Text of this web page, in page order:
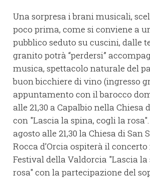
Una sorpresa i brani musicali,
poco prima, come si conviene a
pubblico seduto su cuscini, dalle
granito potrà “perdersi”
musica, spettacolo naturale del
buon bicchiere di vino (ingresso
appuntamento con il barocco
alle 21,30 a Capalbio nella Chiesa
con "Lascia la spina, cogli la
agosto alle 21,30 la Chiesa di San
Rocca d’Orcia ospiterà il
Festival della Valdorcia "Lascia la
rosa" con la partecipazione del